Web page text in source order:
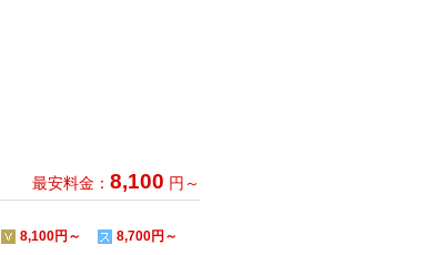
最安料金：8,100 円～
8,100円～ 8,700円～